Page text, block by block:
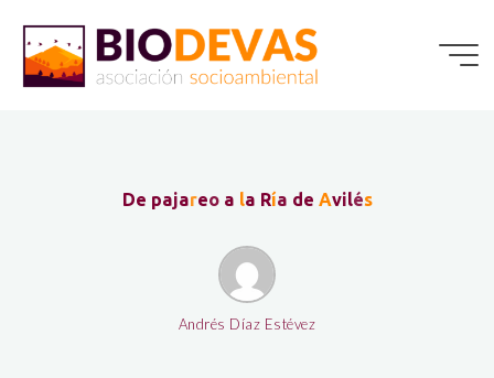
contenido
De pajareo a la Ría d e Avilés
Andrés Díaz Estévez